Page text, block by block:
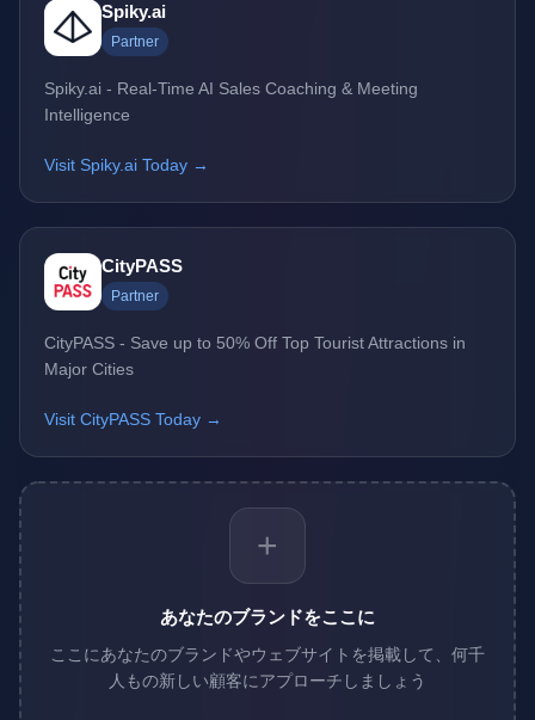
Spiky.ai
Partner
Spiky.ai - Real-Time AI Sales Coaching & Meeting
Intelligence
Visit Spiky.ai Today →
CityPASS
Partner
CityPASS - Save up to 50% Off Top Tourist Attractions in
Major Cities
Visit CityPASS Today →
+
あなたのブランドをここに
ここにあなたのブランドやウェブサイトを掲載して、何千
人もの新しい顧客にアプローチしましょう